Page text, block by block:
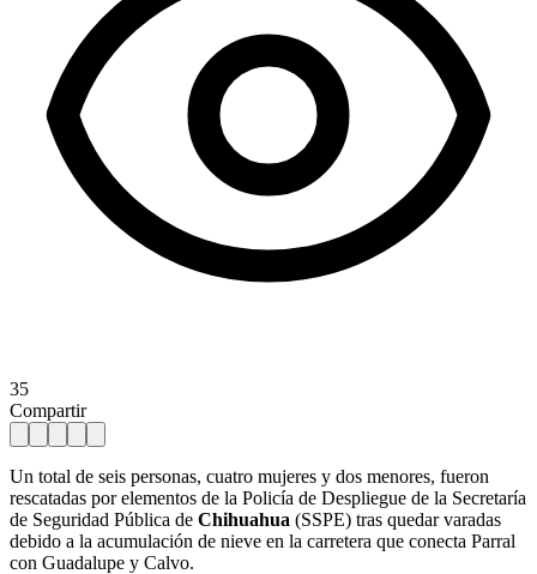
35
Compartir
Un total de seis personas, cuatro mujeres y dos menores, fueron
rescatadas por elementos de la Policía de Despliegue de la Secretaría
de Seguridad Pública de Chihuahua (SSPE) tras quedar varadas
debido a la acumulación de nieve en la carretera que conecta Parral
con Guadalupe y Calvo.